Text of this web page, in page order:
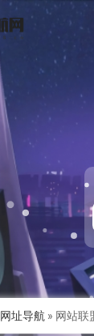
网址导航 » 网站联